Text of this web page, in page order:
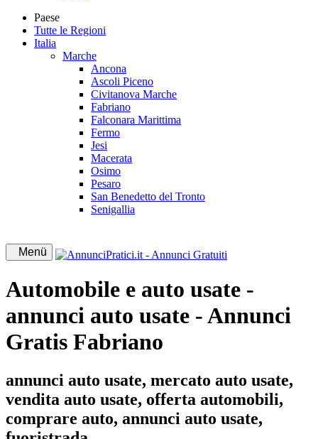
Paese
Tutte le Regioni
Italia
Marche
Ancona
Ascoli Piceno
Civitanova Marche
Fabriano
Falconara Marittima
Fermo
Jesi
Macerata
Osimo
Pesaro
San Benedetto del Tronto
Senigallia
Menü
Automobile e auto usate -
annunci auto usate - Annunci
Gratis Fabriano
annunci auto usate, mercato auto usate,
vendita auto usate, offerta automobili,
comprare auto, annunci auto usate,